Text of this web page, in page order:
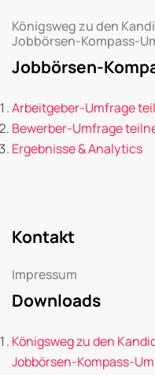
Königsweg zu den
Jobbörsen-Kompass-
Jobbörsen-
Arbeitgeber-Umfrage
Bewerber-Umfrage
Ergebnisse & Analytics
Kontakt
Impressum
Downloads
Königsweg zu den
Jobbörsen-Kompass-